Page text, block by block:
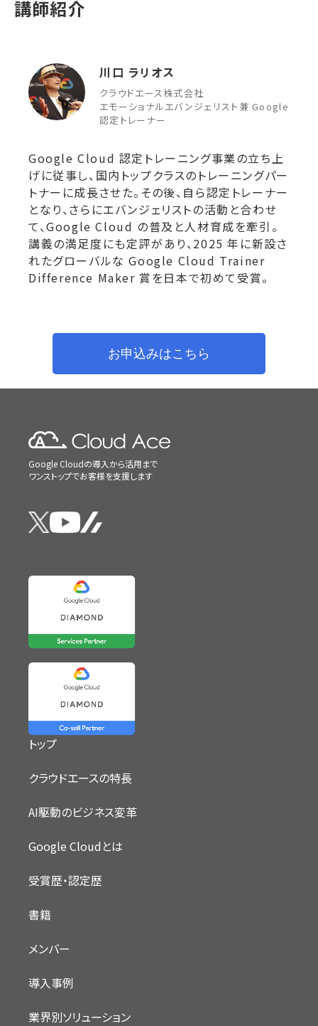
講師紹介
川口 ラリオス
クラウドエース株式会社
エモーショナルエバンジェリスト兼 Google
認定トレーナー
Google Cloud 認定トレーニング事業の立ち上
げに従事し、国内トップクラスのトレーニングパー
トナーに成長させた。その後、自ら認定トレーナー
となり、さらにエバンジェリストの活動と合わせ
て、Google Cloud の普及と人材育成を牽引。
講義の満足度にも定評があり、2025 年に新設さ
れたグローバルな Google Cloud Trainer
Difference Maker 賞を日本で初めて受賞。
お申込みはこちら
Google Cloudの導入から活用まで
ワンストップでお客様を支援します
トップ
クラウドエースの特長
AI駆動のビジネス変革
Google Cloudとは
受賞歴・認定歴
書籍
メンバー
導入事例
業界別ソリューション